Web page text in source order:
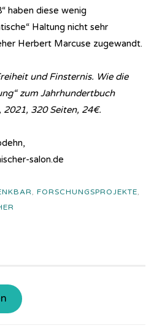
haben diese wenig
Haltung nicht sehr
Herbert Marcuse zugewandt.
und Finsternis. Wie die
zum Jahrhundertbuch
2021, 320 Seiten, 24€.
salon.de
, FORSCHUNGSPROJEKTE,